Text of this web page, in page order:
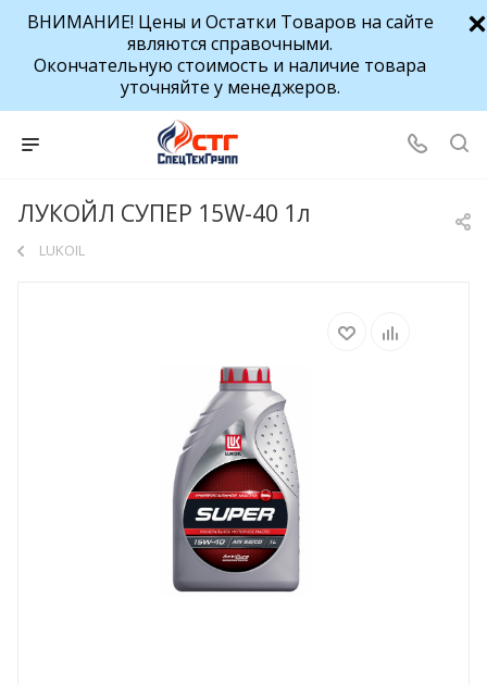
ВНИМАНИЕ! Цены и Остатки Товаров на сайте
являются справочными.
Окончательную стоимость и наличие товара
уточняйте у менеджеров.
ЛУКОЙЛ СУПЕР 15W-40 1л
LUKOIL